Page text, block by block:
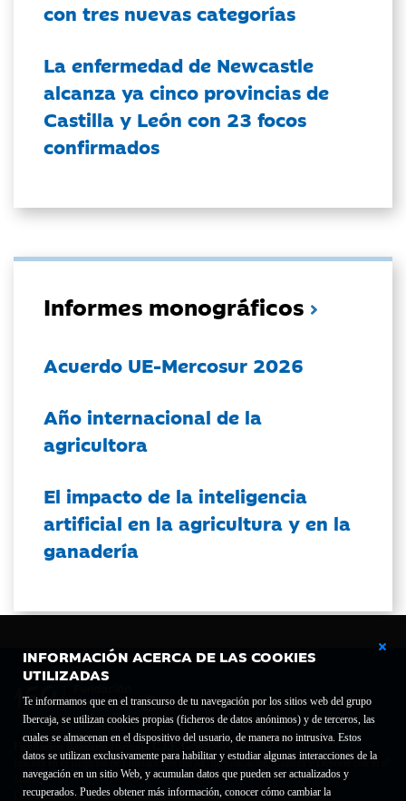
INFORMACIÓN ACERCA DE LAS COOKIES
UTILIZADAS
Te informamos que en el transcurso de tu navegación por los sitios web del grupo
Ibercaja, se utilizan cookies propias (ficheros de datos anónimos) y de terceros, las
cuales se almacenan en el dispositivo del usuario, de manera no intrusiva. Estos
datos se utilizan exclusivamente para habilitar y estudiar algunas interacciones de la
navegación en un sitio Web, y acumulan datos que pueden ser actualizados y
recuperados. Puedes obtener más información, conocer cómo cambiar la
con tres nuevas categorías
La enfermedad de Newcastle
alcanza ya cinco provincias de
Castilla y León con 23 focos
confirmados
Informes monográficos
Acuerdo UE-Mercosur 2026
Año internacional de la
agricultora
El impacto de la inteligencia
artificial en la agricultura y en la
ganadería
Fundación Bancaria Ibercaja C.I.F. G-50000652.
Inscrita en el Registro de Fundaciones del Mº de Educación, Cultura y Deporte con el nº
1689.
Domicilio social: Joaquín Costa, 13. 50001 Zaragoza.